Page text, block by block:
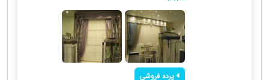
پرده فروشی